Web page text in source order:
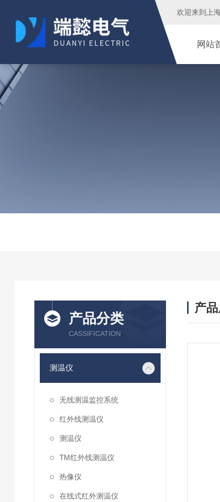
欢迎来到 上
网站
产品分类
CASSIFICATION
测温仪
无线测温监控系统
红外线测温仪
测温仪
TM红外线测温仪
热像仪
在线式红外测温仪
产